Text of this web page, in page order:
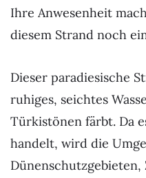
Ihre Anwesenheit
diesem Strand noch
Dieser paradiesische
ruhiges, seichtes
Türkistönen färbt. Da
handelt, wird die
Dünenschutzgebieten,